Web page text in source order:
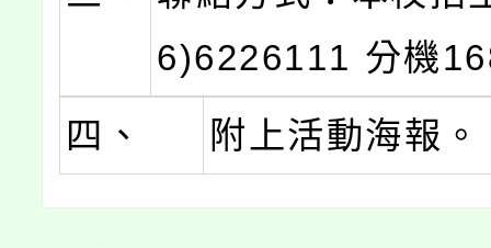
6)6226111 分機
四、
附上活動海報。